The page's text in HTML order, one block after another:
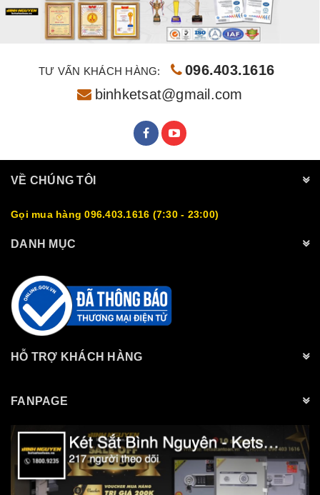
TƯ VẤN KHÁCH HÀNG:
096.403.1616
binhketsat@gmail.com
VỀ CHÚNG TÔI
Gọi mua hàng 096.403.1616 (7:30 - 23:00)
DANH MỤC
HỖ TRỢ KHÁCH HÀNG
FANPAGE